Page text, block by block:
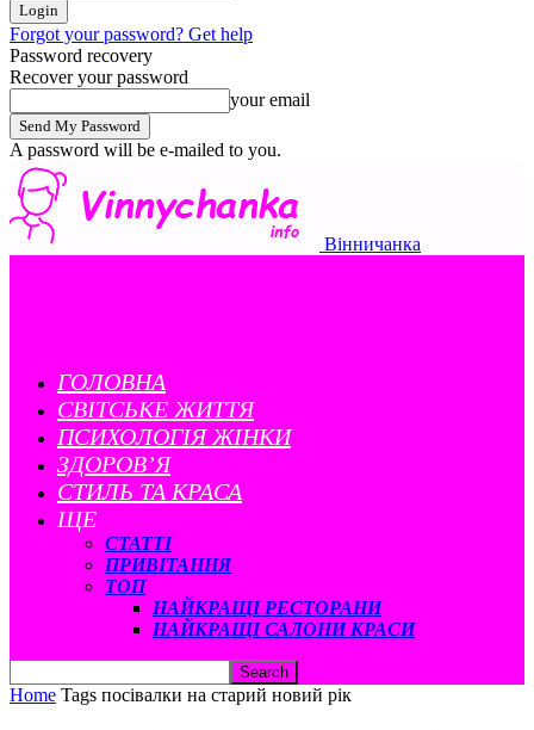
Forgot your password? Get help
Password recovery
Recover your password
your email
A password will be e-mailed to you.
Вінничанка
ГОЛОВНА
CВІТСЬКЕ ЖИТТЯ
ПСИХОЛОГІЯ ЖІНКИ
ЗДОРОВ’Я
СТИЛЬ ТА КРАСА
ЩЕ
СТАТТІ
ПРИВІТАННЯ
ТОП
НАЙКРАЩІ РЕСТОРАНИ
НАЙКРАЩІ САЛОНИ КРАСИ
Home Tags посівалки на старий новий рік